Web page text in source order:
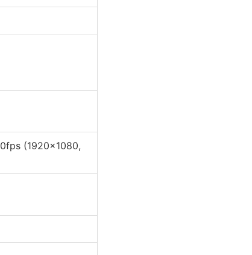
(1920×1080,